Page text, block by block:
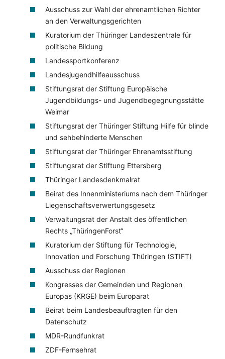
Ausschuss zur Wahl der ehrenamtlichen Richter
an den Verwaltungsgerichten
Kuratorium der Thüringer Landeszentrale für
politische Bildung
Landessportkonferenz
Landesjugendhilfeausschuss
Stiftungsrat der Stiftung Europäische
Jugendbildungs- und Jugendbegegnungsstätte
Weimar
Stiftungsrat der Thüringer Stiftung Hilfe für blinde
und sehbehinderte Menschen
Stiftungsrat der Thüringer Ehrenamtsstiftung
Stiftungsrat der Stiftung Ettersberg
Thüringer Landesdenkmalrat
Beirat des Innenministeriums nach dem Thüringer
Liegenschaftsverwertungsgesetz
Verwaltungsrat der Anstalt des öffentlichen
Rechts „ThüringenForst“
Kuratorium der Stiftung für Technologie,
Innovation und Forschung Thüringen (STIFT)
Ausschuss der Regionen
Kongresses der Gemeinden und Regionen
Europas (KRGE) beim Europarat
Beirat beim Landesbeauftragten für den
Datenschutz
MDR-Rundfunkrat
ZDF-Fernsehrat